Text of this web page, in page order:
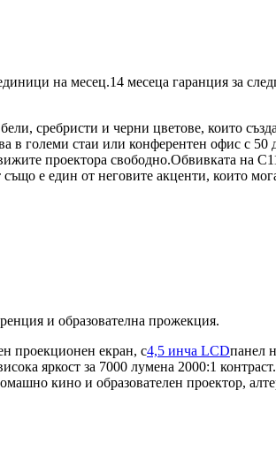
на месец.14 месеца гаранция за
сребристи и черни цветове, които
в големи стаи или конферентен офис с
проектора свободно.Обвивката на
е един от неговите акценти, които
и образователна прожекция.
проекционен екран, с4,5 инча LCDпанел
яркост за 7000 лумена 2000:1
кино и образователен проектор,